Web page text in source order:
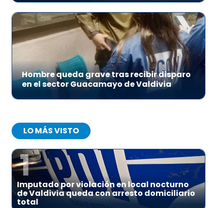
Hombre queda grave tras recibir disparo
en el sector Guacamayo de Valdivia
LO MÁS VISTO
1
Imputado por violación en local nocturno
de Valdivia queda con arresto domiciliario
total